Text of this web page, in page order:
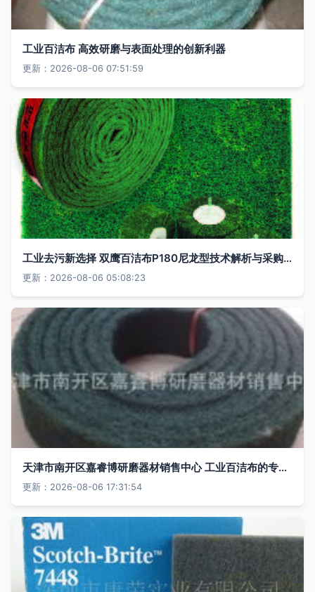
工业百洁布 高效研磨与表面处理的创新利器
更新：2026-08-06 07:51:59
工业去污新选择 双鹰百洁布P180尼龙型技术解析与采购指南
更新：2026-08-06 05:08:23
天津市南开区嘉睿博研磨器材销售中心 工业百洁布的专业之选
更新：2026-08-06 17:31:54